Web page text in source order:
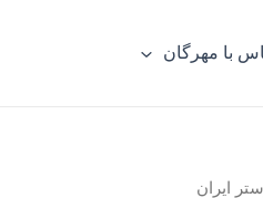
با مهرگان
ایران